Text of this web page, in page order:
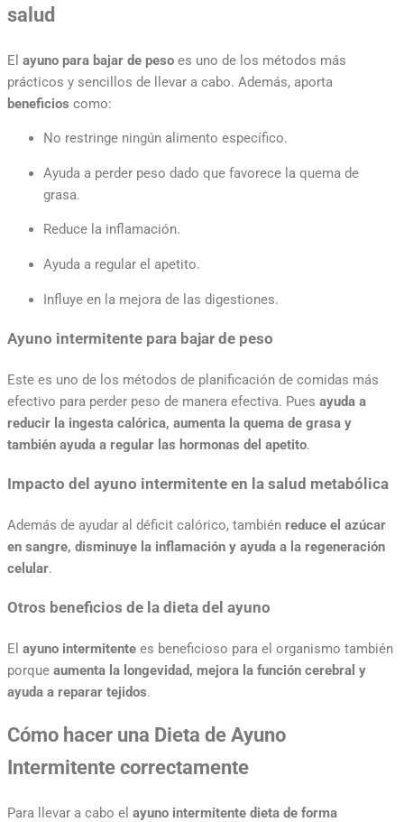
salud
El ayuno para bajar de peso es uno de los métodos más
prácticos y sencillos de llevar a cabo. Además, aporta
beneficios como:
No restringe ningún alimento específico.
Ayuda a perder peso dado que favorece la quema de
grasa.
Reduce la inflamación.
Ayuda a regular el apetito.
Influye en la mejora de las digestiones.
Ayuno intermitente para bajar de peso
Este es uno de los métodos de planificación de comidas más
efectivo para perder peso de manera efectiva. Pues ayuda a
reducir la ingesta calórica, aumenta la quema de grasa y
también ayuda a regular las hormonas del apetito.
Impacto del ayuno intermitente en la salud metabólica
Además de ayudar al déficit calórico, también reduce el azúcar
en sangre, disminuye la inflamación y ayuda a la regeneración
celular.
Otros beneficios de la dieta del ayuno
El ayuno intermitente es beneficioso para el organismo también
porque aumenta la longevidad, mejora la función cerebral y
ayuda a reparar tejidos.
Cómo hacer una Dieta de Ayuno
Intermitente correctamente
Para llevar a cabo el ayuno intermitente dieta de forma